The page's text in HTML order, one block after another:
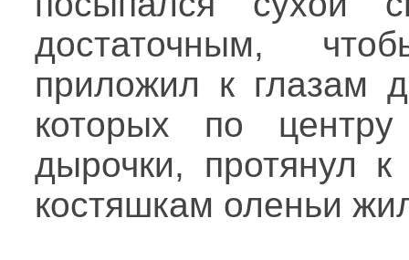
достаточным,
приложил к глазам
которых по
дырочки, протянул
костяшкам оленьи